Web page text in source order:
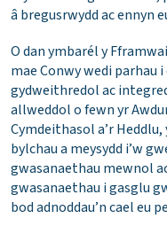
â bregusrwydd ac ennyn
O dan ymbarél y
mae Conwy wedi parhau
gydweithredol ac
allweddol o fewn yr
Cymdeithasol a’r
bylchau a meysydd i’w
gwasanaethau mewnol
gwasanaethau i gasglu
bod adnoddau’n cael eu